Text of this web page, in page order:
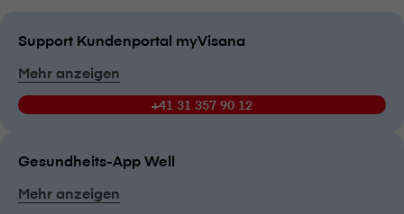
Support Kundenportal myVisana
Mehr anzeigen
+41 31 357 90 12
Gesundheits-App Well
Mehr anzeigen